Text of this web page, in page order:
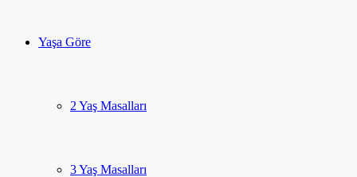
Yaşa Göre
2 Yaş Masalları
3 Yaş Masalları